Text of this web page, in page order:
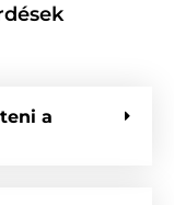
a